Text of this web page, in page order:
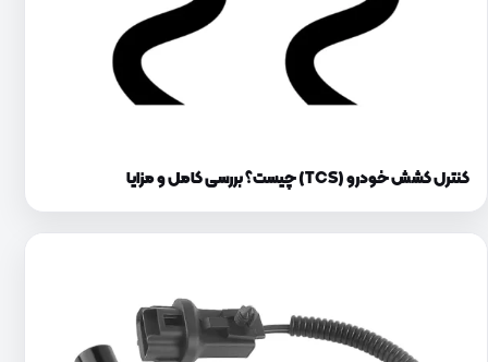
کنترل کشش خودرو (TCS) چیست؟ بررسی کامل و مزایا